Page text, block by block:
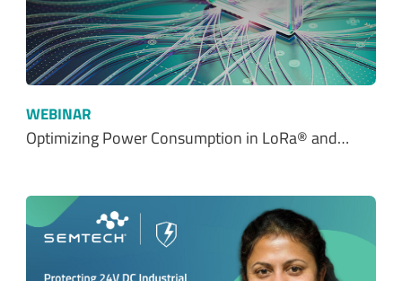
WEBINAR
Optimizing Power Consumption in LoRa® and…